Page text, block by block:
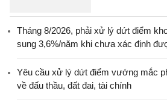
Tháng 8/2026, phải xử lý dứt điểm
sung 3,6%/năm khi chưa xác định
Yêu cầu xử lý dứt điểm vướng mắc
về đấu thầu, đất đai, tài chính